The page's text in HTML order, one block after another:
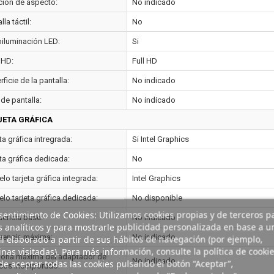
de aspecto: No indicado
táctil: No
LED: Si
Full HD
de la pantalla: No indicado
pantalla: No indicado
GRÁFICA
gráfica intregrada: Si Intel Graphics
gráfica dedicada: No
tarjeta gráfica integrada: Intel Graphics
tarjeta gráfica dedicada: No disponible
base: No indicado
máxima: No indicado
máxima del adaptador de
incorporado:
No indicado
de Cookies: Utilizamos cookies propias y de terceros
analíticos y para mostrarle publicidad personalizada en base a
elaborado a partir de sus hábitos de navegación (por ejemplo,
visitadas). Para más información, consulte la política de
aceptar todas las cookies pulsando el botón “Aceptar”,